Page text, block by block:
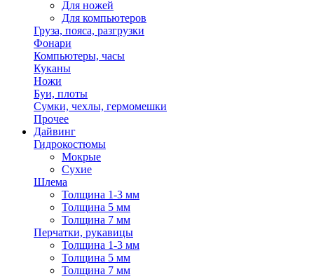
Для ножей
Для компьютеров
Груза, пояса, разгрузки
Фонари
Компьютеры, часы
Куканы
Ножи
Буи, плоты
Сумки, чехлы, гермомешки
Прочее
Дайвинг
Гидрокостюмы
Мокрые
Сухие
Шлема
Толщина 1-3 мм
Толщина 5 мм
Толщина 7 мм
Перчатки, рукавицы
Толщина 1-3 мм
Толщина 5 мм
Толщина 7 мм